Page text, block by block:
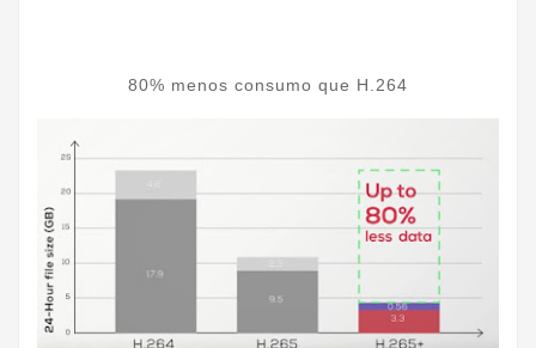
80% menos consumo que H.264